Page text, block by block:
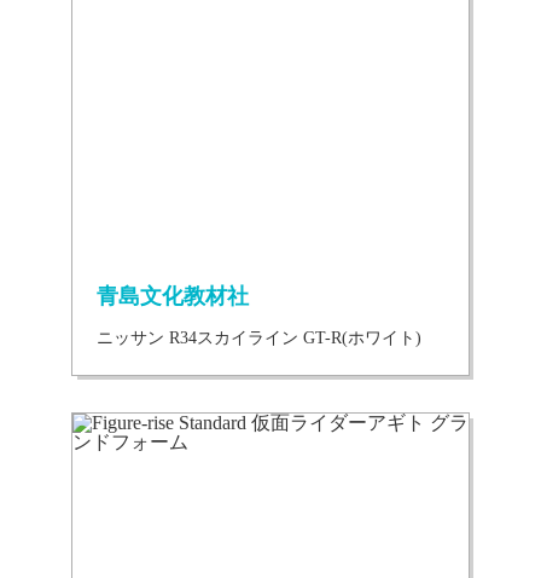
青島文化教材社
ニッサン R34スカイライン GT-R(ホワイト)